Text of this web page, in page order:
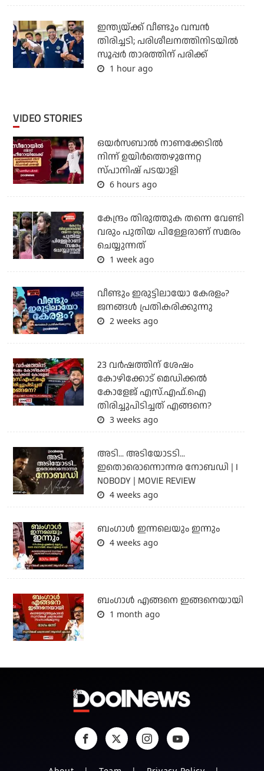
ഇന്ത്യയ്ക്ക് വീണ്ടും വമ്പന്‍
തിരിച്ചടി; പരിശീലനത്തിനിടയില്‍
സൂപ്പര്‍ താരത്തിന് പരിക്ക്
1 hour ago
VIDEO STORIES
ഒയര്‍സബാൽ നാണക്കേടിൽ
നിന്ന് ഉയിർത്തെഴുന്നേറ്റ
സ്പാനിഷ് പടയാളി
6 hours ago
കേന്ദ്രം തിരുത്തുക തന്നെ വേണ്ടി
വരും പുതിയ പിള്ളേരാണ് സമരം
ചെയ്യുന്നത്
1 week ago
വീണ്ടും ഇരുട്ടിലായോ കേരളം?
ജനങ്ങൾ പ്രതികരിക്കുന്നു
2 weeks ago
23 വർഷത്തിന് ശേഷം
കോഴിക്കോട് മെഡിക്കൽ
കോളേജ് എസ്.എഫ്.ഐ
തിരിച്ചുപിടിച്ചത് എങ്ങനെ?
3 weeks ago
അടി... അടിയോടടി...
ഇതൊരൊന്നൊന്നര നോബഡി | I
NOBODY | MOVIE REVIEW
4 weeks ago
ബംഗാള്‍ ഇന്നലെയും ഇന്നും
4 weeks ago
ബം​ഗാൾ എങ്ങനെ ഇങ്ങനെയായി
1 month ago